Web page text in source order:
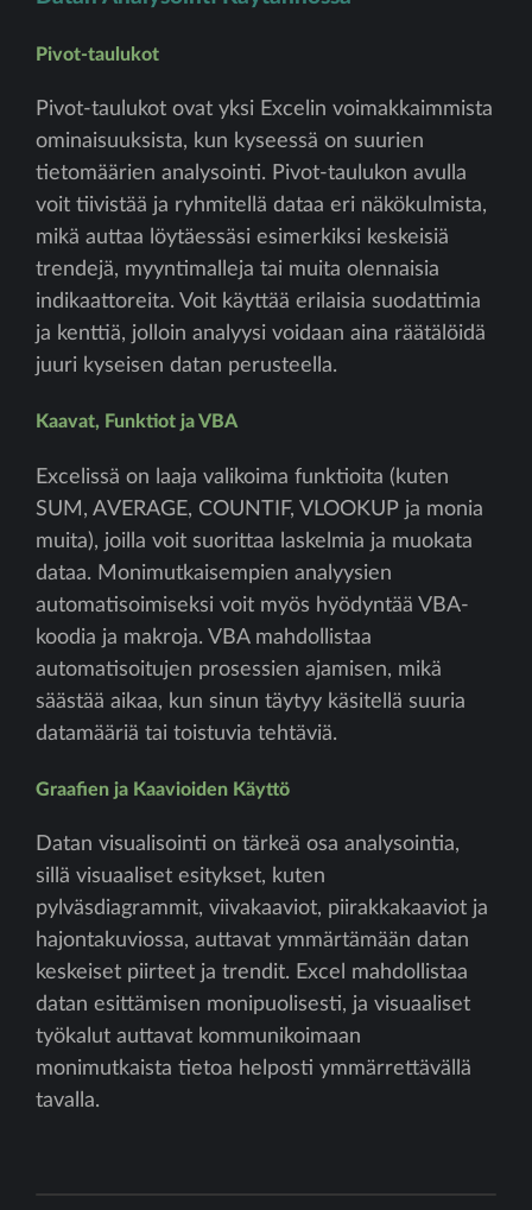
Pivot-taulukot
Pivot-taulukot ovat yksi Excelin voimakkaimmista
ominaisuuksista, kun kyseessä on suurien
tietomäärien analysointi. Pivot-taulukon avulla
voit tiivistää ja ryhmitellä dataa eri näkökulmista,
mikä auttaa löytäessäsi esimerkiksi keskeisiä
trendejä, myyntimalleja tai muita olennaisia
indikaattoreita. Voit käyttää erilaisia suodattimia
ja kenttiä, jolloin analyysi voidaan aina räätälöidä
juuri kyseisen datan perusteella.
Kaavat, Funktiot ja VBA
Excelissä on laaja valikoima funktioita (kuten
SUM, AVERAGE, COUNTIF, VLOOKUP ja monia
muita), joilla voit suorittaa laskelmia ja muokata
dataa. Monimutkaisempien analyysien
automatisoimiseksi voit myös hyödyntää VBA-
koodia ja makroja. VBA mahdollistaa
automatisoitujen prosessien ajamisen, mikä
säästää aikaa, kun sinun täytyy käsitellä suuria
datamääriä tai toistuvia tehtäviä.
Graafien ja Kaavioiden Käyttö
Datan visualisointi on tärkeä osa analysointia,
sillä visuaaliset esitykset, kuten
pylväsdiagrammit, viivakaaviot, piirakkakaaviot ja
hajontakuviossa, auttavat ymmärtämään datan
keskeiset piirteet ja trendit. Excel mahdollistaa
datan esittämisen monipuolisesti, ja visuaaliset
työkalut auttavat kommunikoimaan
monimutkaista tietoa helposti ymmärrettävällä
tavalla.